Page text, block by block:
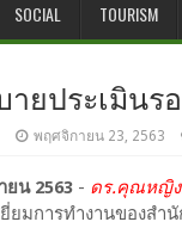
SOCIAL TOURISM
ยประเมินร
พฤศจิกายน 23, 2563
ยน 2563 - ดร.คุณหญิง
ยมการทำงานของส